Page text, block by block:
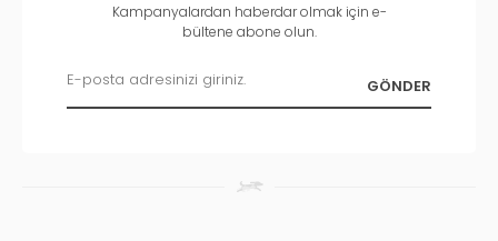
Kampanyalardan haberdar olmak için e-
bültene abone olun.